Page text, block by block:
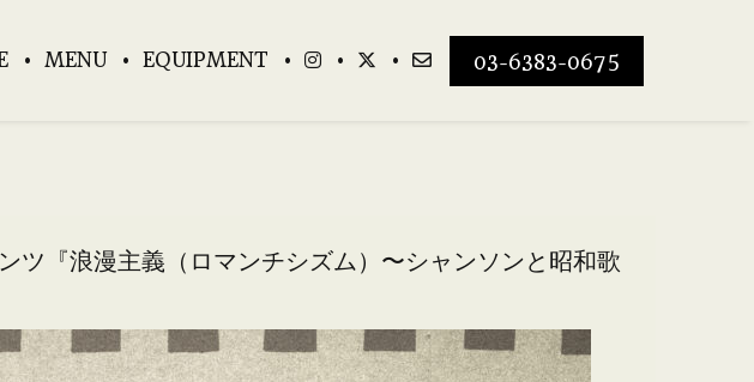
MENU EQUIPMENT 03-6383-0675
ツ『浪漫主義（ロマンチシズム）〜シャンソンと昭和歌